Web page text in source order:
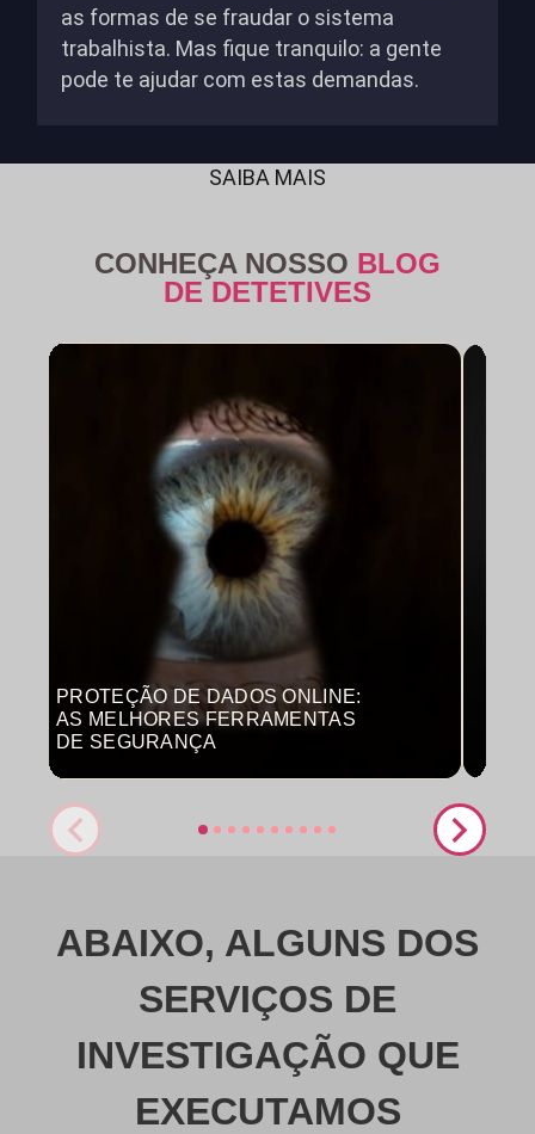
as formas de se fraudar o sistema
trabalhista. Mas fique tranquilo: a gente
pode te ajudar com estas demandas.
SAIBA MAIS
CONHEÇA NOSSO BLOG
DE DETETIVES
PROTEÇÃO DE DADOS ONLINE:
AS MELHORES FERRAMENTAS
DE SEGURANÇA
ABAIXO, ALGUNS DOS
SERVIÇOS DE
INVESTIGAÇÃO QUE
EXECUTAMOS